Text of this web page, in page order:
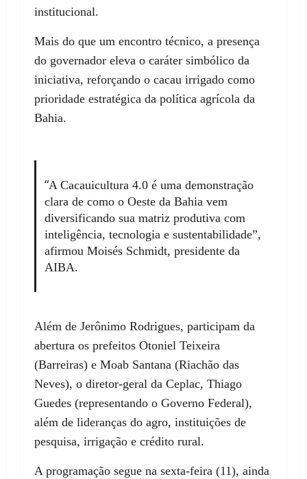
institucional.
Mais do que um encontro técnico, a presença
do governador eleva o caráter simbólico da
iniciativa, reforçando o cacau irrigado como
prioridade estratégica da política agrícola da
Bahia.
“A Cacauicultura 4.0 é uma demonstração
clara de como o Oeste da Bahia vem
diversificando sua matriz produtiva com
inteligência, tecnologia e sustentabilidade”,
afirmou Moisés Schmidt, presidente da
AIBA.
Além de Jerônimo Rodrigues, participam da
abertura os prefeitos Otoniel Teixeira
(Barreiras) e Moab Santana (Riachão das
Neves), o diretor-geral da Ceplac, Thiago
Guedes (representando o Governo Federal),
além de lideranças do agro, instituições de
pesquisa, irrigação e crédito rural.
A programação segue na sexta-feira (11), ainda